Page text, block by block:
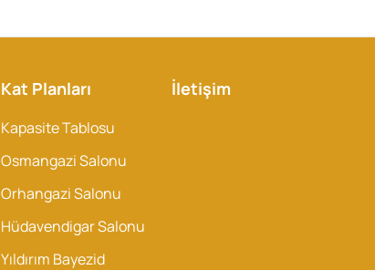
Kat Planları
Kapasite Tablosu
Osmangazi Salonu
Orhangazi Salonu
Hüdavendigar Salonu
Yıldırım Bayezid
İletişim